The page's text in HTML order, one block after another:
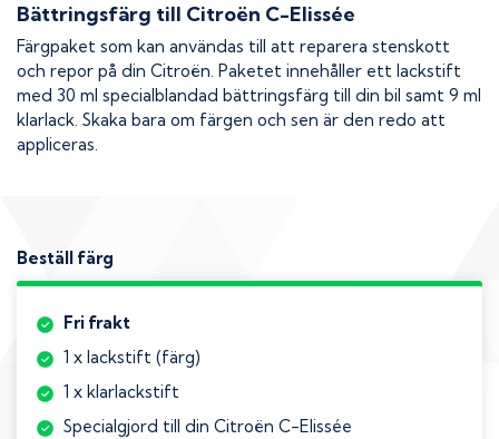
Bättringsfärg till Citroën C-Elissée
Färgpaket som kan användas till att reparera stenskott
och repor på din Citroën. Paketet innehåller ett lackstift
med 30 ml specialblandad bättringsfärg till din bil samt 9 ml
klarlack. Skaka bara om färgen och sen är den redo att
appliceras.
Beställ färg
Fri frakt
1 x lackstift (färg)
1 x klarlackstift
Specialgjord till din Citroën C-Elissée